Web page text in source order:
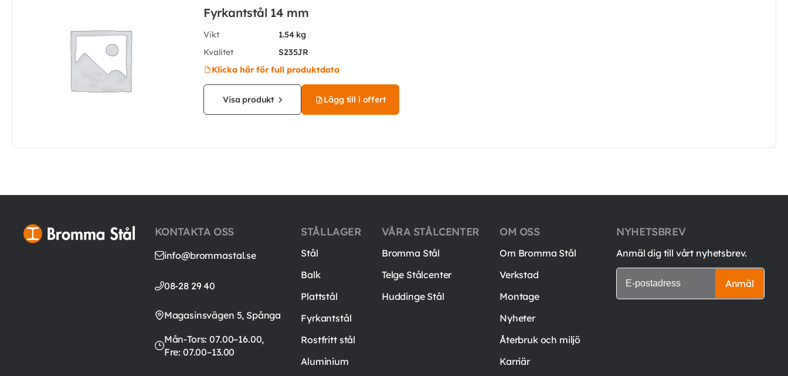
Fyrkantstål 14 mm
Vikt
1.54 kg
Kvalitet
S235JR
Klicka här för full produktdata
Visa produkt Lägg till i offert
KONTAKTA OSS
info@brommastal.se
08-28 29 40
Magasinsvägen 5, Spånga
Mån-Tors: 07.00–16.00,
Fre: 07.00–13.00
STÅLLAGER
Stål
Balk
Plattstål
Fyrkantstål
Rostfritt stål
Aluminium
VÅRA STÅLCENTER
Bromma Stål
Telge Stålcenter
Huddinge Stål
OM OSS
Om Bromma Stål
Verkstad
Montage
Nyheter
Återbruk och miljö
Karriär
NYHETSBREV
Anmäl dig till vårt nyhetsbrev.
Anmäl